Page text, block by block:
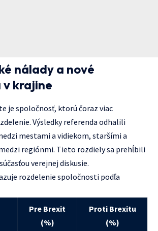
nálady a nové
v krajine
je spoločnosť, ktorú čoraz viac
Výsledky referenda odhalili
mestami a vidiekom, staršími a
regiónmi. Tieto rozdiely sa prehĺbili
verejnej diskusie.
rozdelenie spoločnosti podľa
Pre Brexit
(%)
Proti Brexitu
(%)